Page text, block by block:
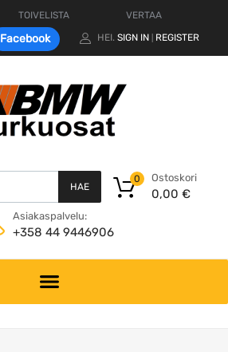
TOIVELISTA VERTAA
Facebook HEI. SIGN IN REGISTER
HAE
Ostoskori
0,00 €
0
Asiakaspalvelu:
+358 44 9446906